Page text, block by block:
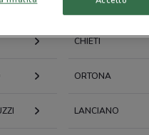
SAN GIOVANNI
CHIETI
ORTONA
LANCIANO